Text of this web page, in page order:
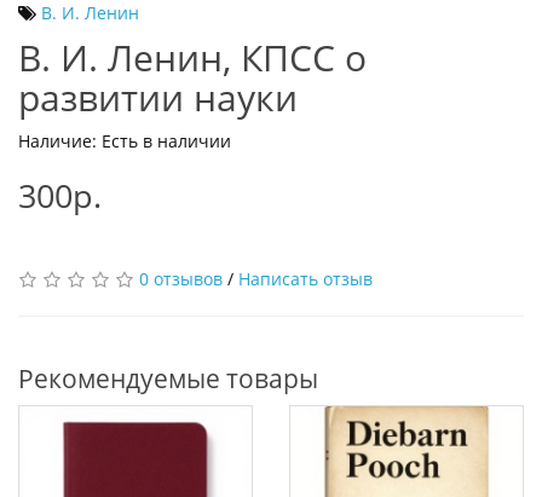
В. И. Ленин
В. И. Ленин, КПСС о
развитии науки
Наличие: Есть в наличии
300р.
0 отзывов / Написать отзыв
Рекомендуемые товары